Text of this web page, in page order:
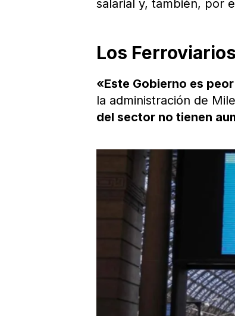
salarial y, también, por
Los
«Este Gobierno es
la administración de
del sector no tienen